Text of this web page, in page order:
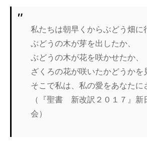
私たちは朝早くからぶどう畑に
ぶどうの木が芽を出したか、
ぶどうの木が花を咲かせたか、
ざくろの花が咲いたかどうかを
そこで私は、私の愛をあなたに
（『聖書 新改訳２０１７』新
会）